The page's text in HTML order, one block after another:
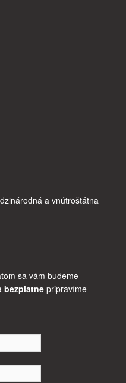
a vnútroštátna
sa vám budeme
bezplatne pripravíme